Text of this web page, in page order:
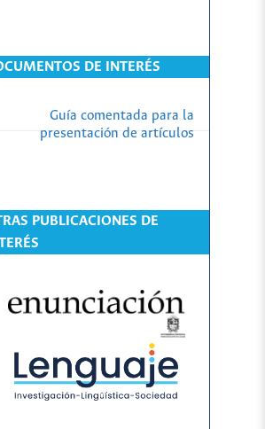
DE INTERÉS
Guía comentada para la
presentación de artículos
PUBLICACIONES DE